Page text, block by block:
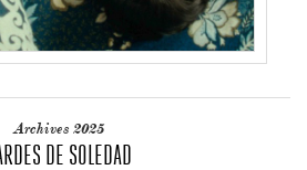
Archives 2025
DE SOLEDAD